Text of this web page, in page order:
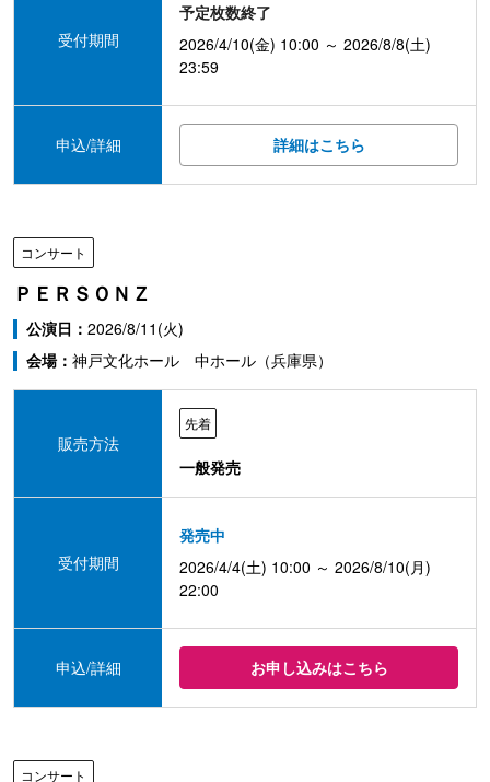
受付期間
予定枚数終了
2026/4/10(金) 10:00 ～ 2026/8/8(土)
23:59
申込/詳細 詳細はこちら
コンサート
ＰＥＲＳＯＮＺ
公演日： 2026/8/11(火)
会場： 神戸文化ホール 中ホール（兵庫県）
販売方法
先着
一般発売
受付期間
発売中
2026/4/4(土) 10:00 ～ 2026/8/10(月)
22:00
申込/詳細 お申し込みはこちら
コンサート